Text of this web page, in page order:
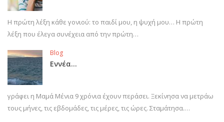
Η πρώτη λέξη κάθε γονιού: το παιδί μου, η ψυχή μου… Η πρώτη
λέξη που έλεγα συνέχεια από την πρώτη…
Blog
Εννέα…
γράφει η Μαμά Μένια 9 χρόνια έχουν περάσει. Ξεκίνησα να μετράω
τους μήνες, τις εβδομάδες, τις μέρες, τις ώρες. Σταμάτησα.…